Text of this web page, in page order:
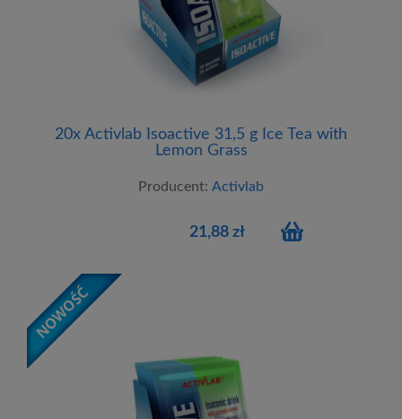
20x Activlab Isoactive 31,5 g Ice Tea with
Lemon Grass
Producent: Activlab
21,88 zł